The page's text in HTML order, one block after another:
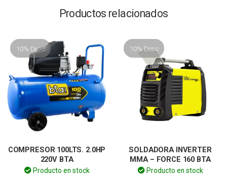
Productos relacionados
10% Desc
COMPRESOR 100LTS. 2.0HP
220V BTA
Producto en stock
10% Desc
SOLDADORA INVERTER
MMA – FORCE 160 BTA
Producto en stock